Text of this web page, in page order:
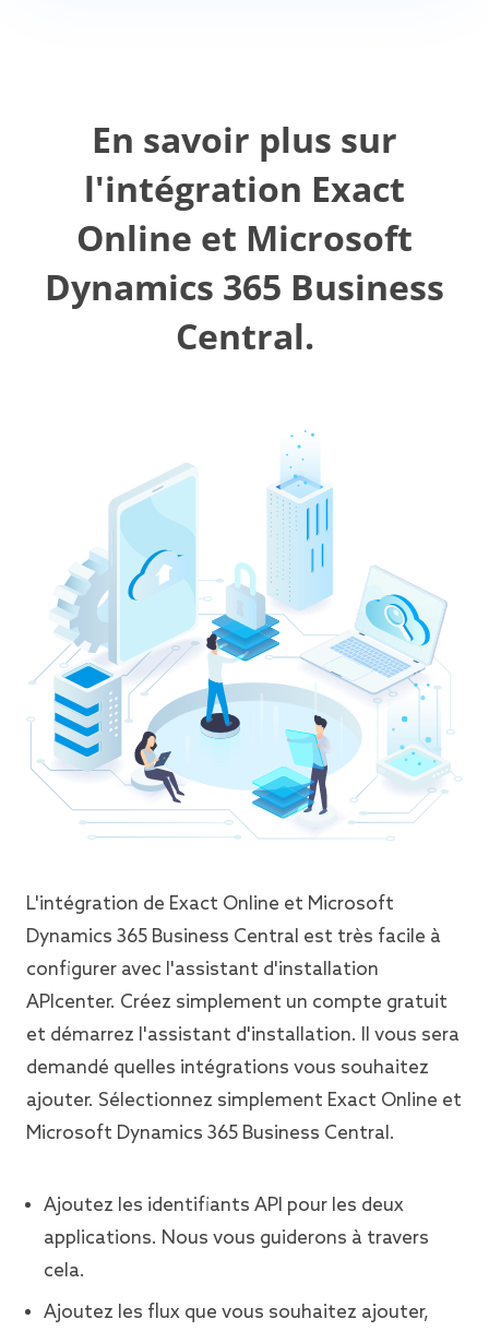
En savoir plus sur
l'intégration Exact
Online et Microsoft
Dynamics 365 Business
Central.
L'intégration de Exact Online et Microsoft
Dynamics 365 Business Central est très facile à
configurer avec l'assistant d'installation
APIcenter. Créez simplement un compte gratuit
et démarrez l'assistant d'installation. Il vous sera
demandé quelles intégrations vous souhaitez
ajouter. Sélectionnez simplement Exact Online et
Microsoft Dynamics 365 Business Central.
Ajoutez les identifiants API pour les deux
applications. Nous vous guiderons à travers
cela.
Ajoutez les flux que vous souhaitez ajouter,